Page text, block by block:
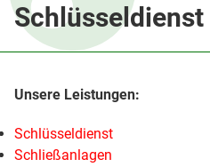
Schlüsseldienst
Schlüsseldienst
Schließanlagen